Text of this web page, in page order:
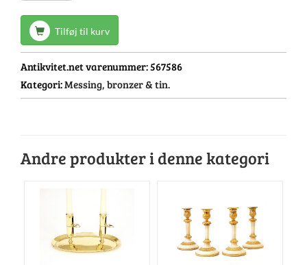
Tilføj til kurv
Antikvitet.net varenummer:567586
Kategori:Messing, bronzer & tin.
Andre produkter i denne kategori